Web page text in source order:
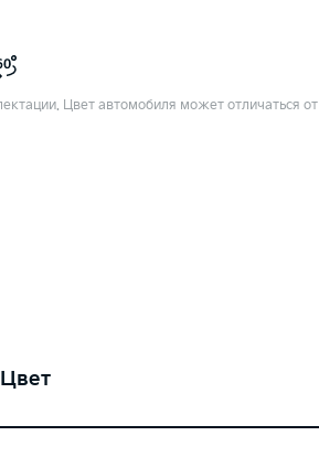
Цвет автомобиля может отличаться от
Цвет